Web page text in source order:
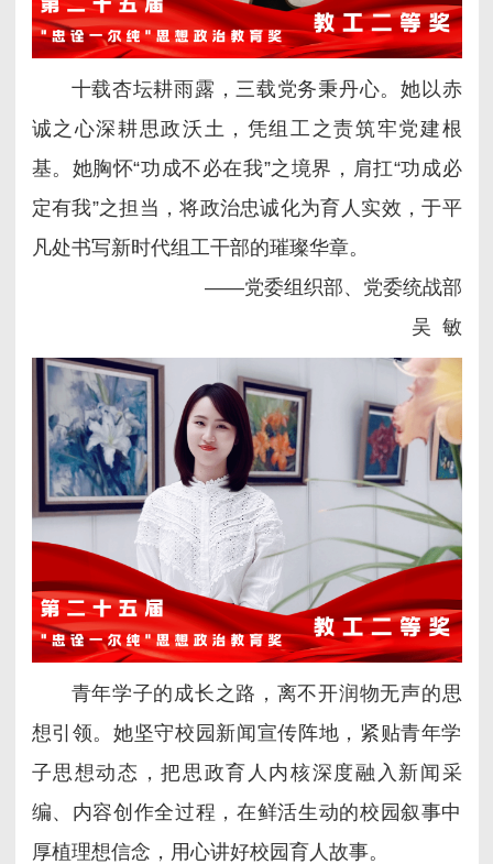
十载杏坛耕雨露，三载党务秉丹心。她以赤
诚之心深耕思政沃土，凭组工之责筑牢党建根
基。她胸怀“功成不必在我”之境界，肩扛“功成必
定有我”之担当，将政治忠诚化为育人实效，于平
凡处书写新时代组工干部的璀璨华章。
——党委组织部、党委统战部
吴 敏
青年学子的成长之路，离不开润物无声的思
想引领。她坚守校园新闻宣传阵地，紧贴青年学
子思想动态，把思政育人内核深度融入新闻采
编、内容创作全过程，在鲜活生动的校园叙事中
厚植理想信念，用心讲好校园育人故事。